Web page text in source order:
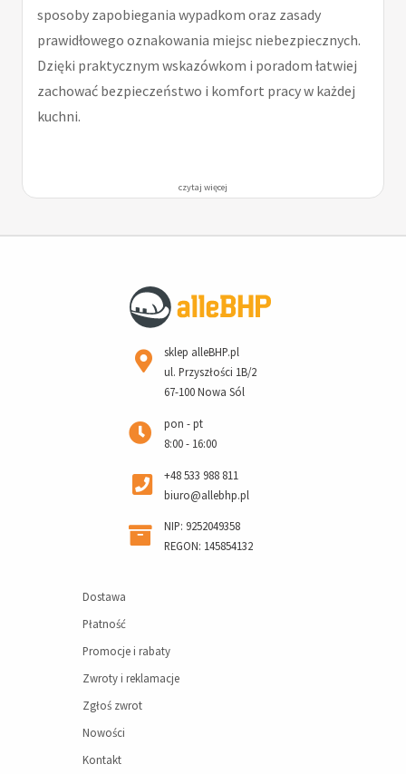
sposoby zapobiegania wypadkom oraz zasady
prawidłowego oznakowania miejsc niebezpiecznych.
Dzięki praktycznym wskazówkom i poradom łatwiej
zachować bezpieczeństwo i komfort pracy w każdej
kuchni.
czytaj więcej
sklep alleBHP.pl
ul. Przyszłości 1B/2
67-100 Nowa Sól
pon - pt
8:00 - 16:00
+48 533 988 811
biuro@allebhp.pl
NIP: 9252049358
REGON: 145854132
Dostawa
Płatność
Promocje i rabaty
Zwroty i reklamacje
Zgłoś zwrot
Nowości
Kontakt